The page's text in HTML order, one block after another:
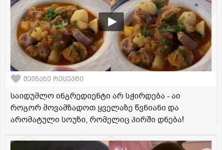
შეინახე რეცეპტი
საიდუმლო ინგრედიენტი არ სჭირდება - აი
როგორ მოვამზადოთ ყველაზე წვნიანი და
არომატული სოუზი, რომელიც პირში დნება!